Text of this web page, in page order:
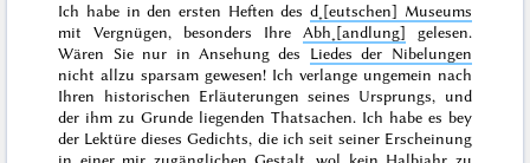
Ich habe in den ersten Heften desd˖[eutschen] Museums
mit Vergnügen, besonders Ihre Abh˖[andlung] gelesen.
Wären Sie nur in Ansehung des Liedes der Nibelungen
nicht allzu sparsam gewesen! Ich verlange ungemein nach
Ihren historischen Erläuterungen seines Ursprungs, und
der ihm zu Grunde liegenden Thatsachen. Ich habe es bey
der Lektüre dieses Gedichts, die ich seit seiner Erscheinung